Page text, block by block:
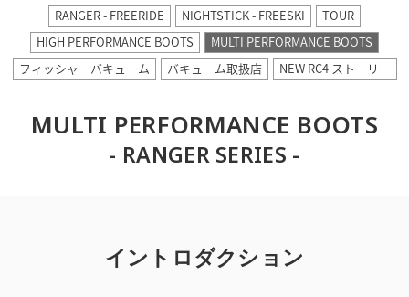
RANGER - FREERIDE
NIGHTSTICK - FREESKI
TOUR
HIGH PERFORMANCE BOOTS
MULTI PERFORMANCE BOOTS
フィッシャーバキューム
バキューム取扱店 NEW RC4 ストーリー
MULTI PERFORMANCE BOOTS
- RANGER SERIES -
イントロダクション